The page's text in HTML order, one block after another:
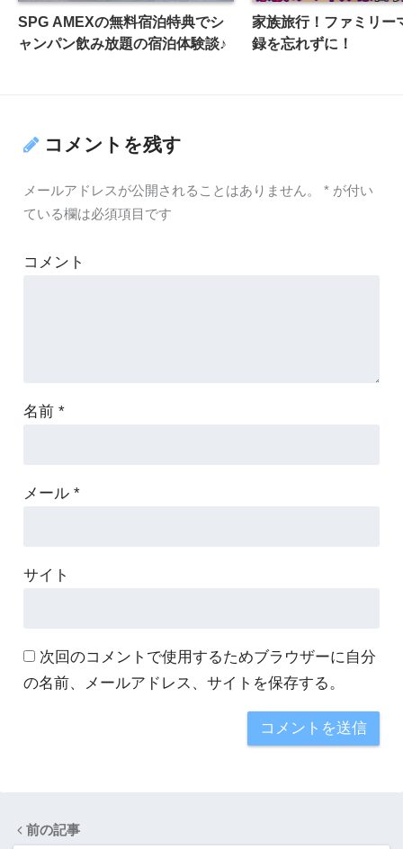
SPG AMEXの無料宿泊特典でシ
ャンパン飲み放題の宿泊体験談♪
家族旅行！ファミリー
録を忘れずに！
コメントを残す
メールアドレスが公開されることはありません。 *が付い
ている欄は必須項目です
コメント
名前 *
メール *
サイト
次回のコメントで使用するためブラウザーに自分
の名前、メールアドレス、サイトを保存する。
前の記事